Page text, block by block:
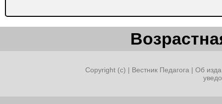
Copyright (c) | Вестник Педагога | Об